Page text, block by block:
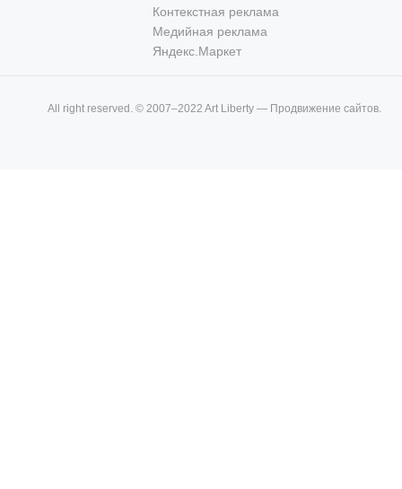
Контекстная реклама
Медийная реклама
Яндекс.Маркет
All right reserved. © 2007–2022 Art Liberty — Продвижение сайтов.